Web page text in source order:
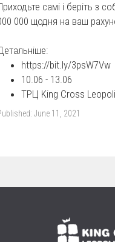
самі і беріть з
000 щодня на ваш
https://bit.ly/3psW7Vw
10.06 - 13.06
ТРЦ King Cross
June 11, 2021